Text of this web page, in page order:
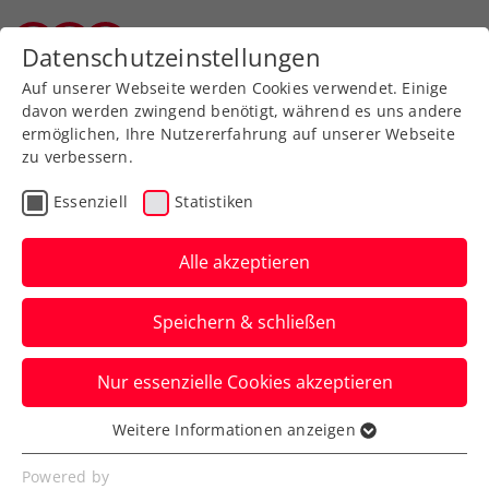
Zurück zur Newsübersicht
Turniere
Irgendwann musste es ja
passieren: Kopps
Siegesserie gerissen
Der Telfs-Sieger schied im Kramsach-
Viertelfinale aus.
Verfasst von: , 29.07.2023
Datenschutzeinstellungen
Auf unserer Webseite werden Cookies verwendet. Einige
davon werden zwingend benötigt, während es uns andere
ermöglichen, Ihre Nutzererfahrung auf unserer Webseite
zu verbessern.
Essenziell Statistiken
Alle akzeptieren
Speichern & schließen
Nur essenzielle Cookies akzeptieren
Essenziell
Essenzielle Cookies werden für grundlegende
Weitere Informationen anzeigen
Powered by